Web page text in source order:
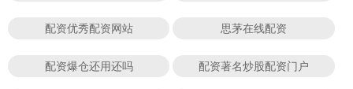
配资优秀配资网站 思茅在线配资
配资爆仓还用还吗 配资著名炒股配资门户